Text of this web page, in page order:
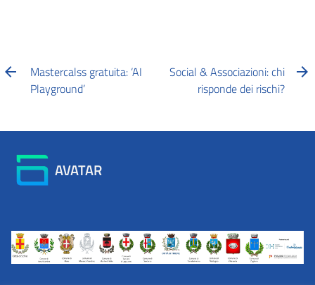
Mastercalss gratuita: ‘AI
Playground’
Social & Associazioni: chi
risponde dei rischi?
AVATAR